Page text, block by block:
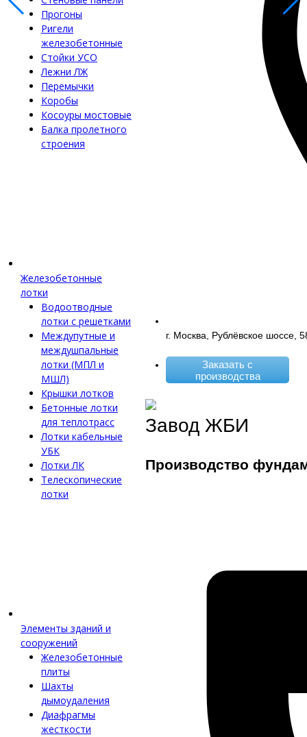
Прогоны
Ригели
железобетонные
Стойки УСО
Лежни ЛЖ
Перемычки
Коробы
Косоуры мостовые
Балка пролетного
строения
Железобетонные
лотки
Водоотводные
лотки с решетками
Междупутные и
междушпальные
лотки (МПЛ и
МШЛ)
Крышки лотков
Бетонные лотки
для теплотрасс
Лотки кабельные
УБК
Лотки ЛК
Телескопические
лотки
Элементы зданий и
сооружений
Железобетонные
плиты
Шахты
дымоудаления
Диафрагмы
жесткости
г. Москва, Рублёвское шоссе,
Заказать с
производства
Завод ЖБИ
Производство